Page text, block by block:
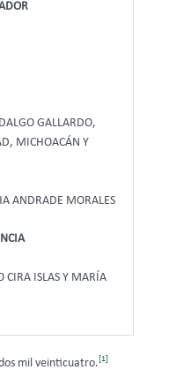
GALLARDO,
MICHOACÁN Y
ANDRADE MORALES
CIRA ISLAS Y MARÍA
mil veinticuatro. [1]